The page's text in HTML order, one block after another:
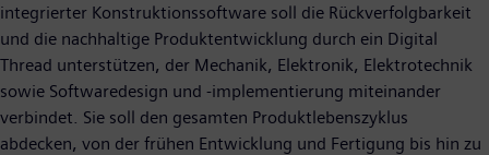
integrierter Konstruktionssoftware soll die Rückverfolgbarkeit
und die nachhaltige Produktentwicklung durch ein Digital
Thread unterstützen, der Mechanik, Elektronik, Elektrotechnik
sowie Softwaredesign und -implementierung miteinander
verbindet. Sie soll den gesamten Produktlebenszyklus
abdecken, von der frühen Entwicklung und Fertigung bis hin zu